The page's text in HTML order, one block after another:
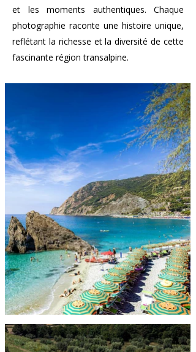
et les moments authentiques. Chaque
photographie raconte une histoire unique,
reflétant la richesse et la diversité de cette
fascinante région transalpine.